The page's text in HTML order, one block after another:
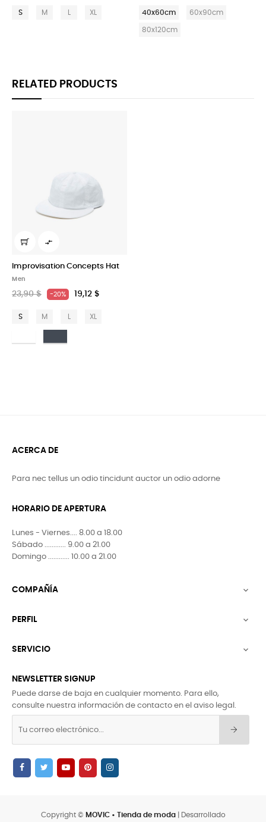
40x60cm 60x90cm 40x60cm
RELATED PRODUCTS

Improvisation Concepts Hat
Men
23,90 $ -20% 19,12 $
S M XL
ACERCA DE
Para nec tellus un odio tincidunt auctor un odio adorne
HORARIO DE APERTURA
Lunes - Viernes.... 8.00 a 18.00
Sábado ............ 9.00 a 21.00
Domingo ............ 10.00 a 21.00
COMPAÑÍA 
PERFIL 
SERVICIO 
NEWSLETTER SIGNUP
Puede darse de baja en cualquier momento. Para ello,
consulte nuestra información de contacto en el aviso legal.
Copyright © MOVIC • Tienda de moda| Desarrollado